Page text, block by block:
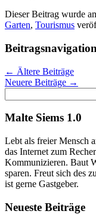
Dieser Beitrag wurde
Garten, Tourismus
Beitragsnavigation
← Ältere Beiträge
Neuere Beiträge →
nach:
Malte Siems 1.0
Lebt als freier Mensch
das Internet zum
Kommunizieren. Baut
sparen. Freut sich des
ist gerne Gastgeber.
Neueste Beiträge